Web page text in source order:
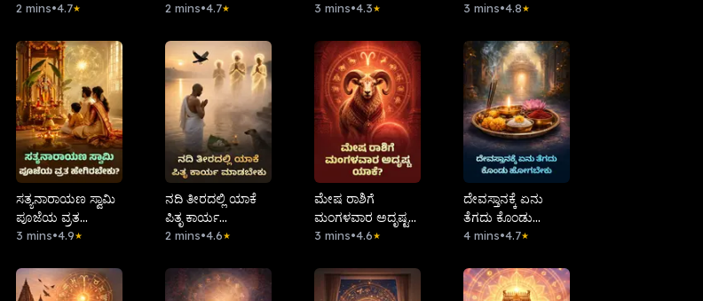
2 mins•4.7★ 2 mins•4.7★ 3 mins•4.3★ 3 mins•4.8★
ಸತ್ಯನಾರಾಯಣ ಸ್ವಾಮಿ
ಪೂಜೆಯ ವ್ರತ
ಹೇಗಿರಬೇಕು?
3 mins•4.9★
ನದಿ ತೀರದಲ್ಲಿ ಯಾಕೆ
ಪಿತೃ ಕಾರ್ಯ
ಮಾಡಬೇಕು.
2 mins•4.6★
ಮೇಷ ರಾಶಿಗೆ
ಮಂಗಳವಾರ ಅದೃಷ್ಟ
ಯಾಕೆ?
3 mins•4.6★
ದೇವಸ್ತಾನಕ್ಕೆ ಏನು
ತೆಗದು ಕೊಂಡು
ಹೋಗಬೇಕು
4 mins•4.7★